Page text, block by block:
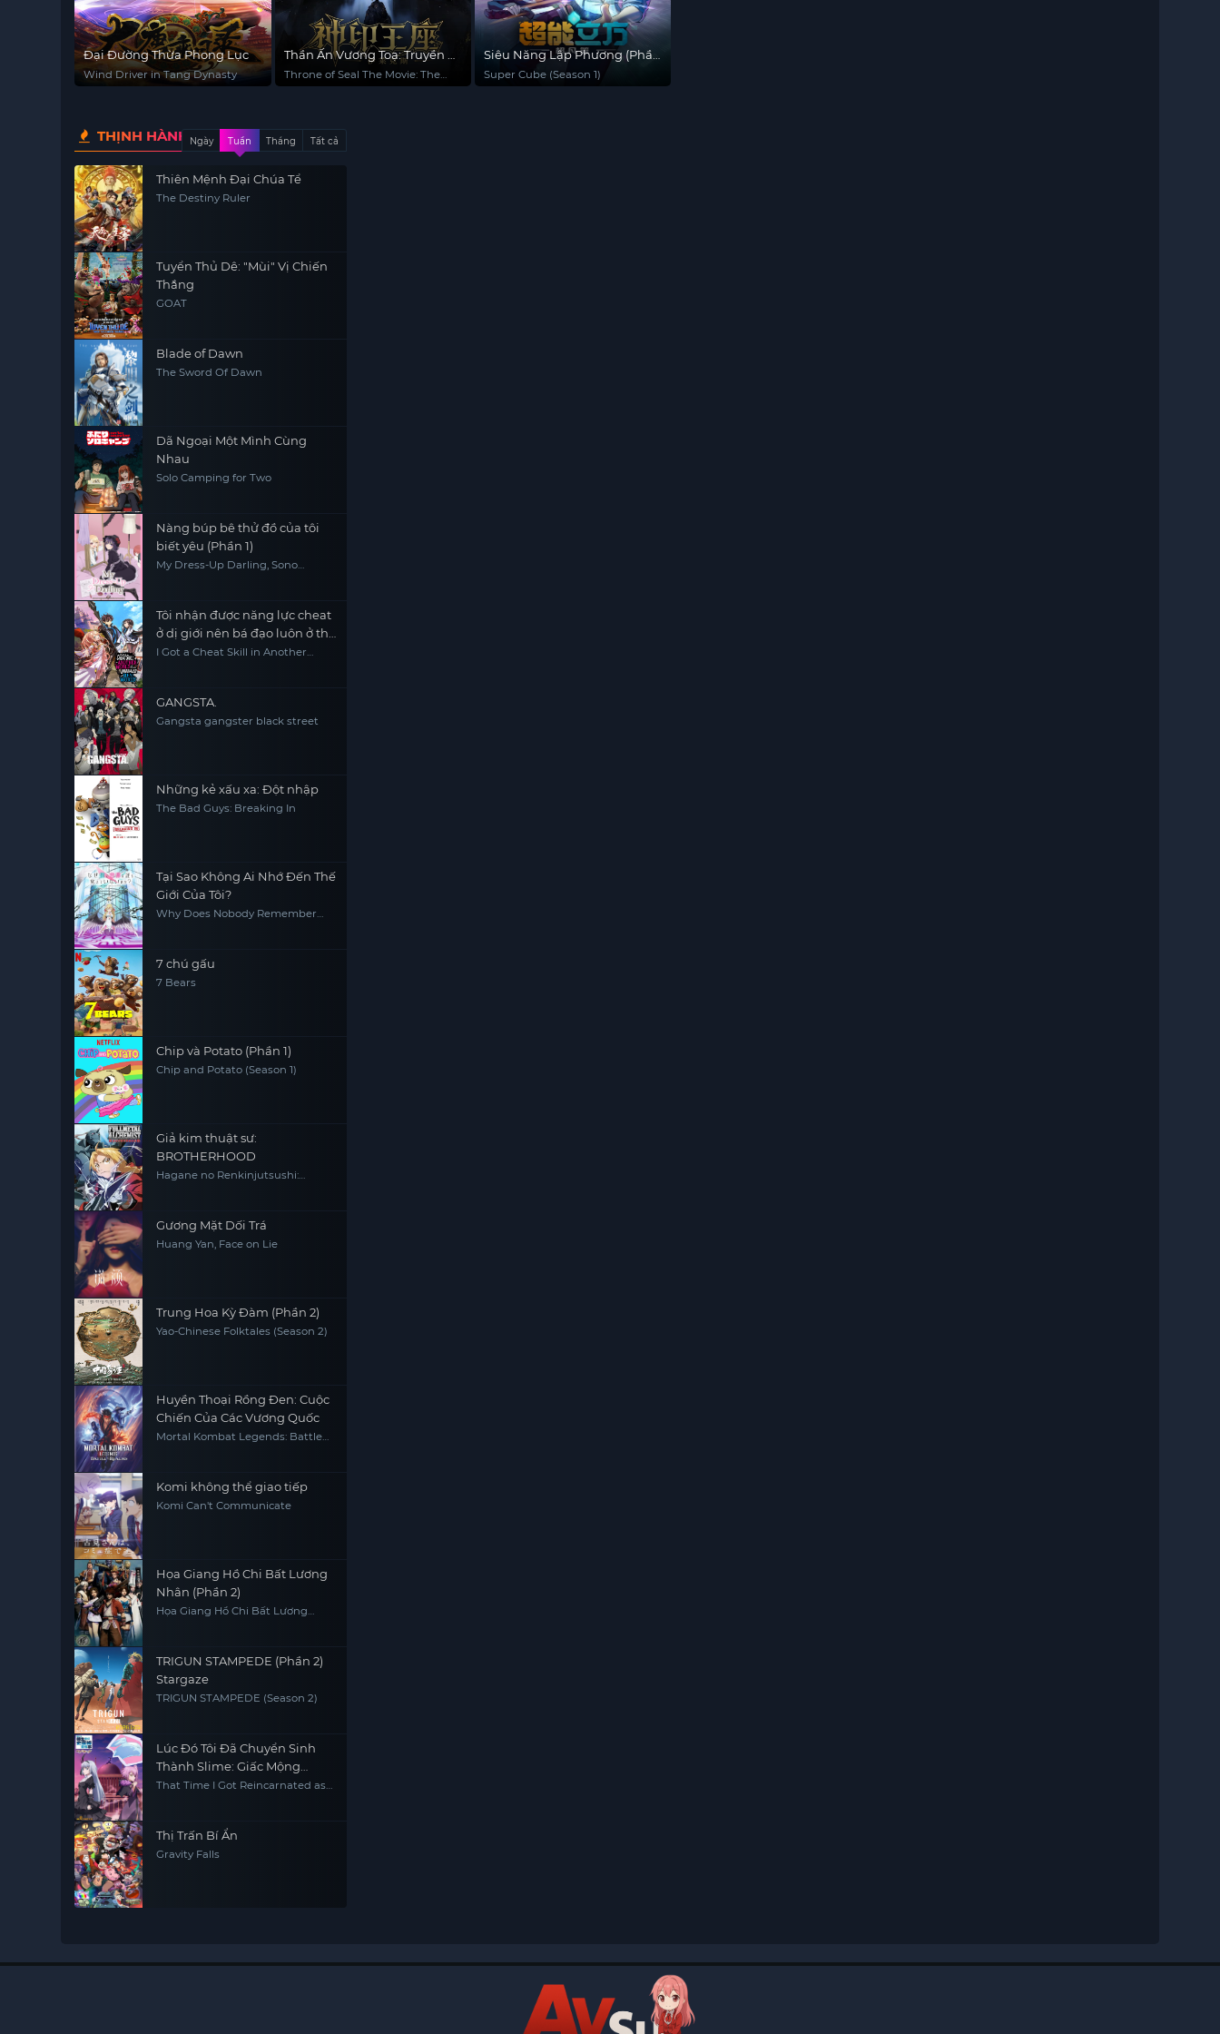
Đại Đường Thừa Phong Lục
Wind Driver in Tang Dynasty
Thần Ấn Vương Toạ: Truyền Kỳ
Y Lai Khắc Tư
Throne of Seal The Movie: The
Siêu Năng Lập Phương (Phần
1)
Super Cube (Season 1)
THỊNH HÀNHNgày Tuần Tháng Tất cả
Thiên Mệnh Đại Chúa Tể
The Destiny Ruler
Tuyển Thủ Dê: "Mùi" Vị Chiến
Thắng
GOAT
Blade of Dawn
The Sword Of Dawn
Dã Ngoại Một Mình Cùng
Nhau
Solo Camping for Two
Nàng búp bê thử đồ của tôi
biết yêu (Phần 1)
My Dress-Up Darling, Sono
Tôi nhận được năng lực cheat
ở dị giới nên bá đạo luôn ở thế
giới thực
I Got a Cheat Skill in Another
GANGSTA.
Gangsta gangster black street
Những kẻ xấu xa: Đột nhập
The Bad Guys: Breaking In
Tại Sao Không Ai Nhớ Đến Thế
Giới Của Tôi?
Why Does Nobody Remember
7 chú gấu
7 Bears
Chip và Potato (Phần 1)
Chip and Potato (Season 1)
Giả kim thuật sư:
BROTHERHOOD
Hagane no Renkinjutsushi:
Gương Mặt Dối Trá
Huang Yan, Face on Lie
Trung Hoa Kỳ Đàm (Phần 2)
Yao-Chinese Folktales (Season 2)
Huyền Thoại Rồng Đen: Cuộc
Chiến Của Các Vương Quốc
Mortal Kombat Legends: Battle
Komi không thể giao tiếp
Komi Can't Communicate
Họa Giang Hồ Chi Bất Lương
Nhân (Phần 2)
Họa Giang Hồ Chi Bất Lương
TRIGUN STAMPEDE (Phần 2)
Stargaze
TRIGUN STAMPEDE (Season 2)
Lúc Đó Tôi Đã Chuyển Sinh
Thành Slime: Giấc Mộng
Coleus
That Time I Got Reincarnated as
Thị Trấn Bí Ẩn
Gravity Falls